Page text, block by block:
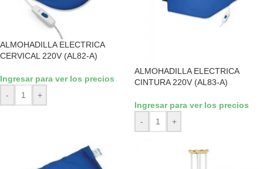
ALMOHADILLA ELECTRICA
CERVICAL 220V (AL82-A)
Ingresar para ver los precios
-
+
ALMOHADILLA ELECTRICA
CINTURA 220V (AL83-A)
Ingresar para ver los precios
-
+